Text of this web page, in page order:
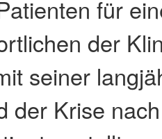
für
der
seiner
der Krise